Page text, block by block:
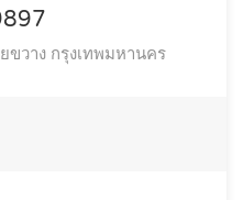
ขวาง กรุงเทพมหานคร